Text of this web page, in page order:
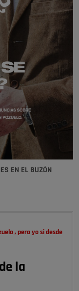
EN EL BUZÓN
, pero yo si desde
la